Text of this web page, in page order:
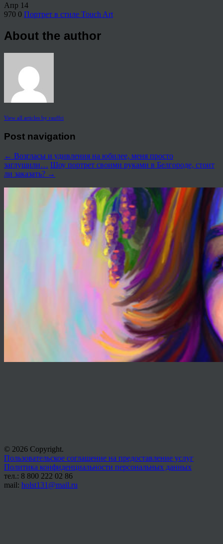
Апр 14
970 0 Портрет в стиле Touch Art
About the author
View all articles by rauffri
Post navigation
← Возгласы и удивления на юбилее, меня просто
заглушили… Шоу портрет своими руками в Белгороде, стоит
ли заказать? →
© 2026 Copyright.
Пользовательское соглашение на предоставление услуг
Политика конфиденциальности персональных данных
тел.: 8 800 222 02 86
mail: holst131@mail.ru